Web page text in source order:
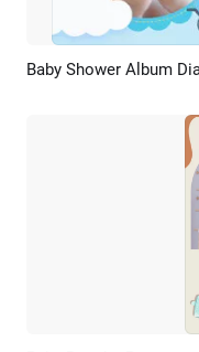
Baby Shower Album